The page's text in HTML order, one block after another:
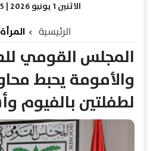
الاثنين 1 يونيو 2026 | 03:25 م
الرئيسية
المجلس القومي
والأمومة يحبط
لطفلتين بالفيوم